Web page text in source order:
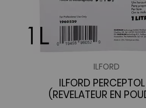
ILFORD
ILFORD PERCEPTOL
(REVELATEUR EN